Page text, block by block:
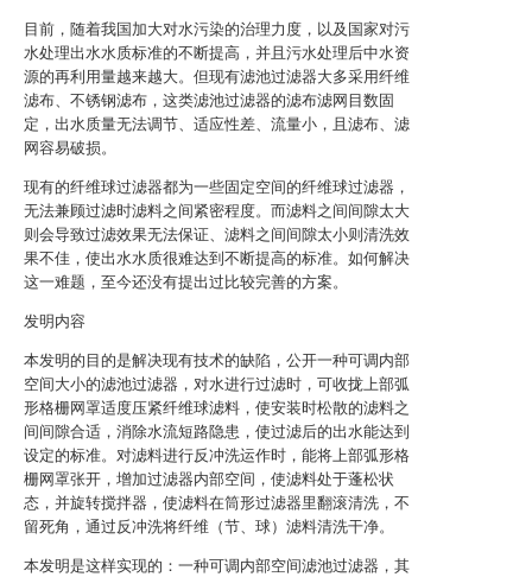
目前，随着我国加大对水污染的治理力度，以及国家对污
水处理出水水质标准的不断提高，并且污水处理后中水资
源的再利用量越来越大。但现有滤池过滤器大多采用纤维
滤布、不锈钢滤布，这类滤池过滤器的滤布滤网目数固
定，出水质量无法调节、适应性差、流量小，且滤布、滤
网容易破损。
现有的纤维球过滤器都为一些固定空间的纤维球过滤器，
无法兼顾过滤时滤料之间紧密程度。而滤料之间间隙太大
则会导致过滤效果无法保证、滤料之间间隙太小则清洗效
果不佳，使出水水质很难达到不断提高的标准。如何解决
这一难题，至今还没有提出过比较完善的方案。
发明内容
本发明的目的是解决现有技术的缺陷，公开一种可调内部
空间大小的滤池过滤器，对水进行过滤时，可收拢上部弧
形格栅网罩适度压紧纤维球滤料，使安装时松散的滤料之
间间隙合适，消除水流短路隐患，使过滤后的出水能达到
设定的标准。对滤料进行反冲洗运作时，能将上部弧形格
栅网罩张开，增加过滤器内部空间，使滤料处于蓬松状
态，并旋转搅拌器，使滤料在筒形过滤器里翻滚清洗，不
留死角，通过反冲洗将纤维（节、球）滤料清洗干净。
本发明是这样实现的：一种可调内部空间滤池过滤器，其